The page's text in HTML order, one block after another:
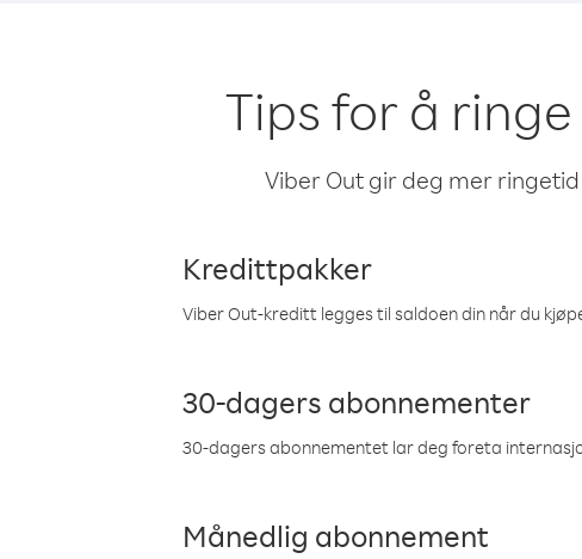
Tips for å
Viber Out gir deg mer
Kredittpakker
Viber Out-kreditt legges til saldoen din når du
30-dagers abonnementer
30-dagers abonnementet lar deg foreta
Månedlig abonnement